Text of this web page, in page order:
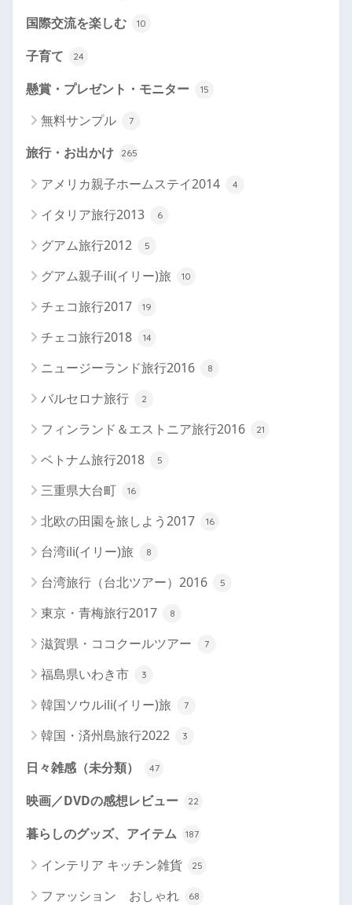
国際交流を楽しむ 10
子育て 24
懸賞・プレゼント・モニター 15
無料サンプル 7
旅行・お出かけ 265
アメリカ親子ホームステイ2014 4
イタリア旅行2013 6
グアム旅行2012 5
グアム親子ili(イリー)旅 10
チェコ旅行2017 19
チェコ旅行2018 14
ニュージーランド旅行2016 8
バルセロナ旅行 2
フィンランド＆エストニア旅行2016 21
ベトナム旅行2018 5
三重県大台町 16
北欧の田園を旅しよう2017 16
台湾ili(イリー)旅 8
台湾旅行（台北ツアー）2016 5
東京・青梅旅行2017 8
滋賀県・ココクールツアー 7
福島県いわき市 3
韓国ソウルili(イリー)旅 7
韓国・済州島旅行2022 3
日々雑感（未分類） 47
映画／DVDの感想レビュー 22
暮らしのグッズ、アイテム 187
インテリア キッチン雑貨 25
ファッション おしゃれ 68